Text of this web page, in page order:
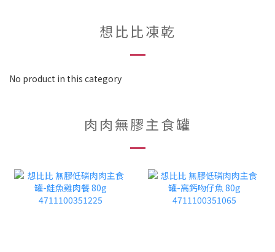
想比比凍乾
No product in this category
肉肉無膠主食罐